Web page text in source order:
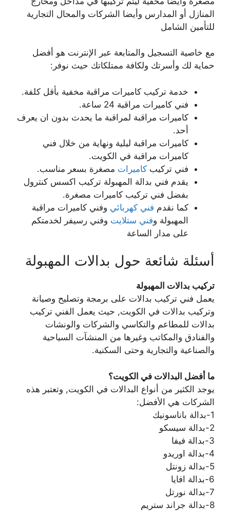
المنازل أو المدارس وأيضا الشركات والمحال التجارية
للتأمين الشامل
مع خاصية التسجيل والمتابعة عبر الإنترنت هو أفضل
حماية لك وأسرتك ولكافة ممتلكاتك حيث نوفر:
خدمة تركيب كاميرات مراقبة مخفية بأقل كلفة.
فني كاميرات مراقبة 24 ساعة.
كاميرات مراقبة لمراقبة ما يحدث بدون ان يعرف
أحد.
كاميرات مراقبة ليلية ونهاية من خلال فني
كاميرات مراقبة في الكويت.
فني تركيب كاميرات مصغرة بسعر مناسب.
يقدم فني بدالة المهبولة تركيب اكسس كنترول
بفضل فني تركيب كاميرات مصغرة.
كما نقدم فني كهربائي وفني كاميرات مراقبة
المهبولة وفني ستلايت وفني رسيفر لخدمتكم
على مدار الساعة
أسئلة شائعة حول بدالات المهبولة
تركيب بدالات المهبولة
يعمل فني تركيب بدالات على برمجة وتصليح وصيانة
وتركيب بدالات في الكويت, حيث يعمل الفني تركيب
بدالات للمطاعم والتكاسي والشركات والونشات
والفنادق والمكاتب وغيرها من المنشآت السياحية
والصناعية والتجارية وحتى السكنية.
ما أفضل البدالات في الكويت؟
يوجد الكثير من أنواع البدالات في الكويت, وتعتبر هذه
الشركات هي الأفضل:
1-بدالة باناسونيك
2-بدالة سيسكو
3-بدالة فيفا
4-بدالة اوريدو
5-بدالة زونتل
6-بدالة افايا
7-بدالة نورتل
8-بدالة جراند ستريم